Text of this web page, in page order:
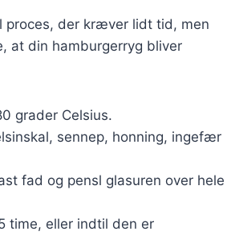
proces, der kræver lidt tid, men
at din hamburgerryg bliver
grader Celsius.
sennep, honning, ingefær
fad og pensl glasuren over hele
time, eller indtil den er